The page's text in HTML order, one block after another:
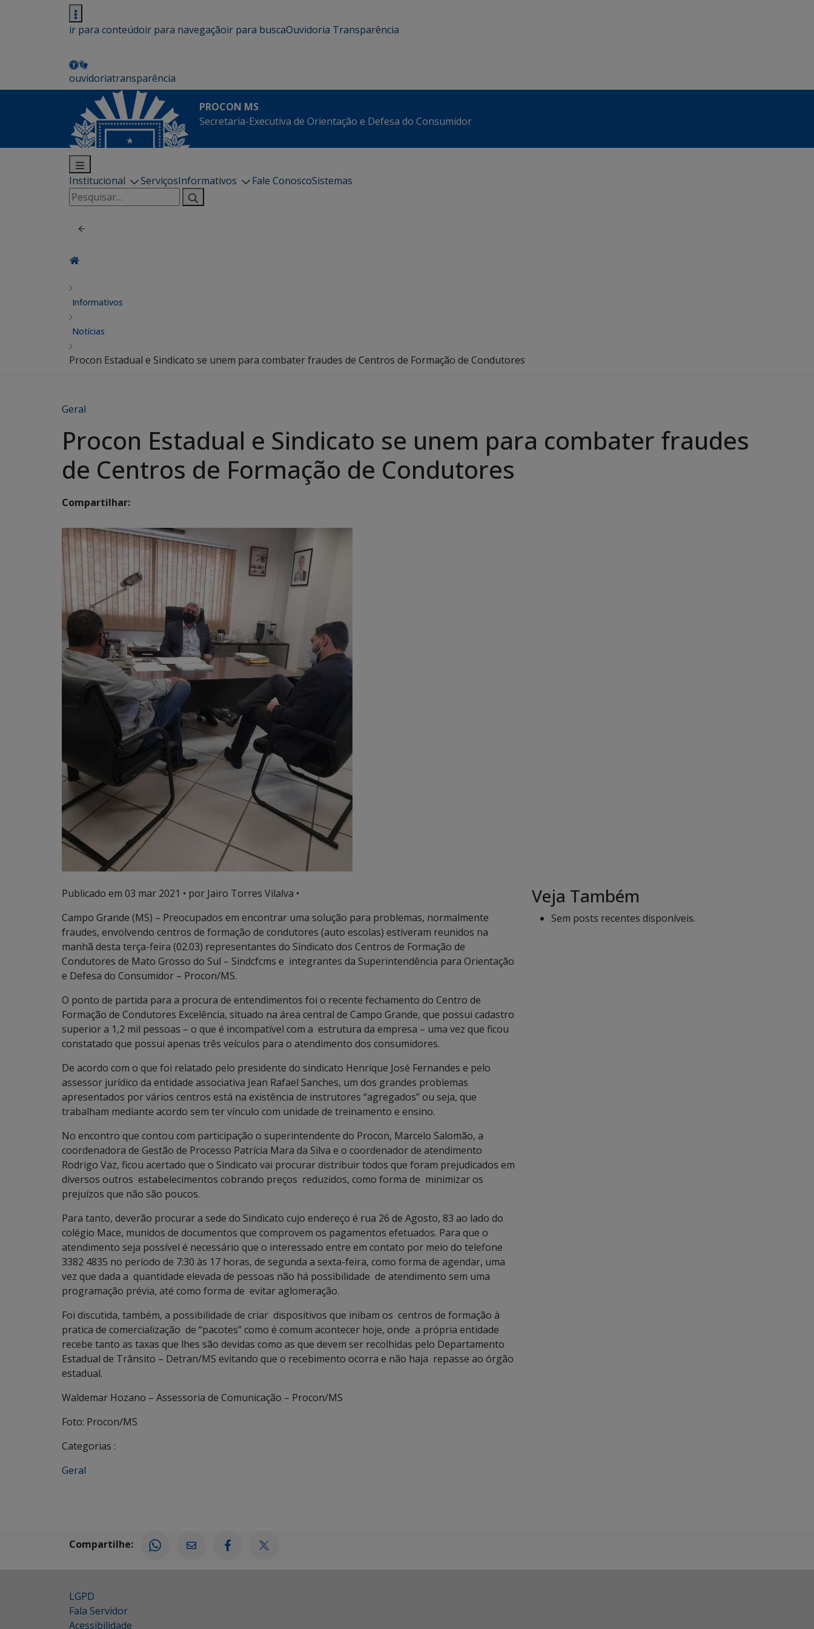
ir para conteúdoir para navegaçãoir para buscaOuvidoria Transparência
ouvidoriatransparência
PROCON MS
Secretaria-Executiva de Orientação e Defesa do Consumidor
Institucional ServiçosInformativos Fale ConoscoSistemas
Pesquisar
por:
Informativos
Notícias
Procon Estadual e Sindicato se unem para combater fraudes de Centros de Formação de Condutores
Geral
Procon Estadual e Sindicato se unem para combater fraudes
de Centros de Formação de Condutores
Compartilhar:
Publicado em 03 mar 2021 • por Jairo Torres Vilalva •
Campo Grande (MS) – Preocupados em encontrar uma solução para problemas, normalmente
fraudes, envolvendo centros de formação de condutores (auto escolas) estiveram reunidos na
manhã desta terça-feira (02.03) representantes do Sindicato dos Centros de Formação de
Condutores de Mato Grosso do Sul – Sindcfcms e integrantes da Superintendência para Orientação
e Defesa do Consumidor – Procon/MS.
O ponto de partida para a procura de entendimentos foi o recente fechamento do Centro de
Formação de Condutores Excelência, situado na área central de Campo Grande, que possui cadastro
superior a 1,2 mil pessoas – o que é incompatível com a estrutura da empresa – uma vez que ficou
constatado que possui apenas três veículos para o atendimento dos consumidores.
De acordo com o que foi relatado pelo presidente do sindicato Henrique José Fernandes e pelo
assessor jurídico da entidade associativa Jean Rafael Sanches, um dos grandes problemas
apresentados por vários centros está na existência de instrutores “agregados” ou seja, que
trabalham mediante acordo sem ter vínculo com unidade de treinamento e ensino.
No encontro que contou com participação o superintendente do Procon, Marcelo Salomão, a
coordenadora de Gestão de Processo Patrícia Mara da Silva e o coordenador de atendimento
Rodrigo Vaz, ficou acertado que o Sindicato vai procurar distribuir todos que foram prejudicados em
diversos outros estabelecimentos cobrando preços reduzidos, como forma de minimizar os
prejuízos que não são poucos.
Para tanto, deverão procurar a sede do Sindicato cujo endereço é rua 26 de Agosto, 83 ao lado do
colégio Mace, munidos de documentos que comprovem os pagamentos efetuados. Para que o
atendimento seja possível é necessário que o interessado entre em contato por meio do telefone
3382 4835 no período de 7:30 às 17 horas, de segunda a sexta-feira, como forma de agendar, uma
vez que dada a quantidade elevada de pessoas não há possibilidade de atendimento sem uma
programação prévia, até como forma de evitar aglomeração.
Foi discutida, também, a possibilidade de criar dispositivos que inibam os centros de formação à
pratica de comercialização de “pacotes” como é comum acontecer hoje, onde a própria entidade
recebe tanto as taxas que lhes são devidas como as que devem ser recolhidas pelo Departamento
Estadual de Trânsito – Detran/MS evitando que o recebimento ocorra e não haja repasse ao órgão
estadual.
Waldemar Hozano – Assessoria de Comunicação – Procon/MS
Foto: Procon/MS
Categorias :
Geral
Veja Também
Sem posts recentes disponíveis.
Compartilhe:
LGPD
Fala Servidor
Acessibilidade